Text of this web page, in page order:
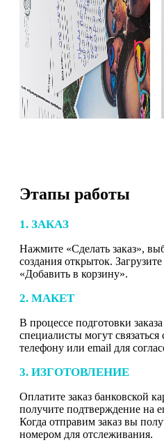
Этапы работы
1. ЗАКАЗ
Нажмите «Сделать заказ»,
создания открыток.
«Добавить в корзину».
2. МАКЕТ
В процессе подготовки
специалисты могут
телефону или email для
3. ИЗГОТОВЛЕНИЕ
Оплатите заказ банковской
получите подтверждение на
Когда отправим заказ вы
номером для отслеживания.